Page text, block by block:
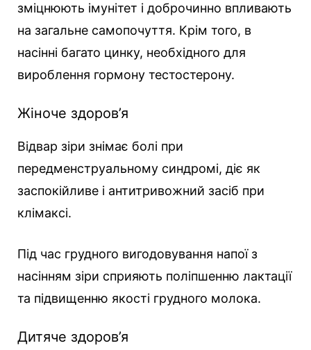
зміцнюють імунітет і доброчинно впливають
на загальне самопочуття. Крім того, в
насінні багато цинку, необхідного для
вироблення гормону тестостерону.
Жіноче здоров’я
Відвар зіри знімає болі при
передменструальному синдромі, діє як
заспокійливе і антитривожний засіб при
клімаксі.
Під час грудного вигодовування напої з
насінням зіри сприяють поліпшенню лактації
та підвищенню якості грудного молока.
Дитяче здоров’я